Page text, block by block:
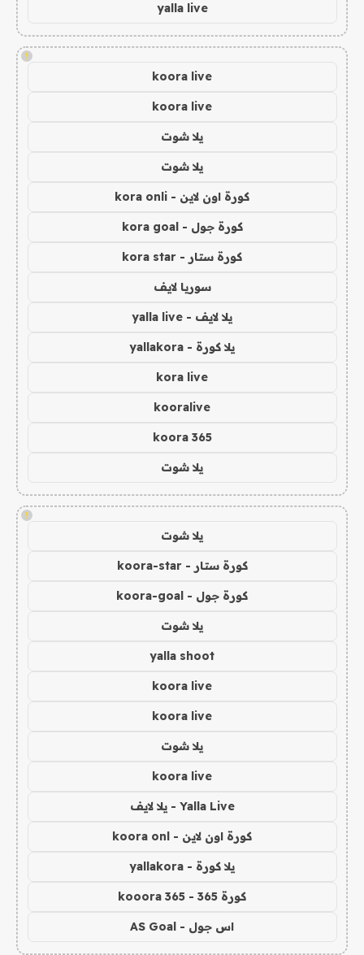
yalla live
!
koora live
koora live
يلا شوت
يلا شوت
كورة اون لاين - kora onli
كورة جول - kora goal
كورة ستار - kora star
سوريا لايف
يلا لايف - yalla live
يلا كورة - yallakora
kora live
kooralive
koora 365
يلا شوت
!
يلا شوت
كورة ستار - koora-star
كورة جول - koora-goal
يلا شوت
yalla shoot
koora live
koora live
يلا شوت
koora live
Yalla Live - يلا لايف
كورة اون لاين - koora onl
يلا كورة - yallakora
كورة 365 - kooora 365
اس جول - AS Goal